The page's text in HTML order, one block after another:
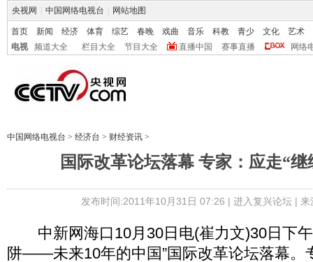
央视网 中国网络电视台 网站地图
首页 新闻 经济 体育 综艺 春晚 戏曲 音乐 科教 青少 文化
艺术
电视
频道大全 栏目大全 节目大全 直播中国 赛事直播 网络
中国网络电视台 > 经济台 > 财经资讯 >
国际改革论坛落幕 专家：应走“继
发布时间:2011年10月31日 07:26 | 进入复兴论坛| 来
中新网海口10月30日电(崔力文)30日下午
阱——未来10年的中国”国际改革论坛落幕。